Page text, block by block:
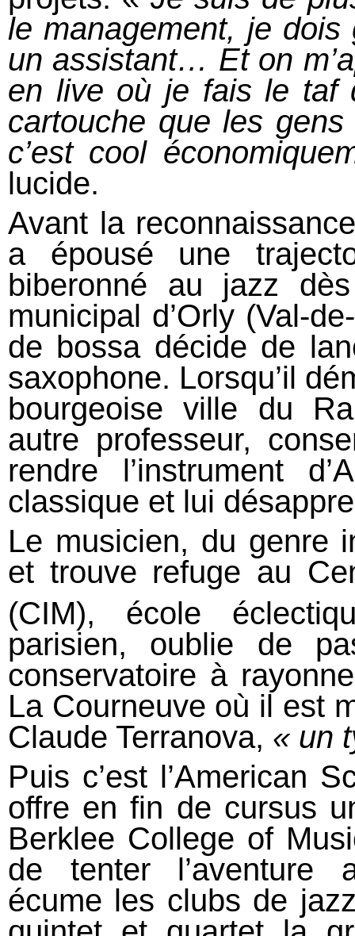
le management, je
un assistant… Et on
en live où je fais le taf
cartouche que les
c’est cool
lucide.
Avant la
a épousé une
biberonné au jazz
municipal d’Orly (Val-
de bossa décide de
saxophone. Lorsqu’il
bourgeoise ville du
autre professeur,
rendre l’instrument
classique et lui
Le musicien, du genre
et trouve refuge au
(CIM), école
parisien, oublie de
conservatoire à
La Courneuve où il est
Claude Terranova, « un
Puis c’est l’American
offre en fin de cursus
Berklee College of
de tenter l’aventure
écume les clubs de